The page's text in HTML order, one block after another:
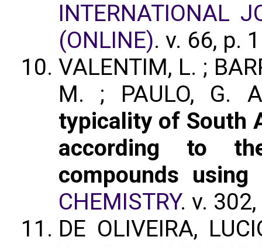
INTERNATIONAL
(ONLINE). v. 66, p.
VALENTIM, L. ;
M. ; PAULO, G.
typicality of South
according to
compounds
CHEMISTRY. v.
DE OLIVEIRA,